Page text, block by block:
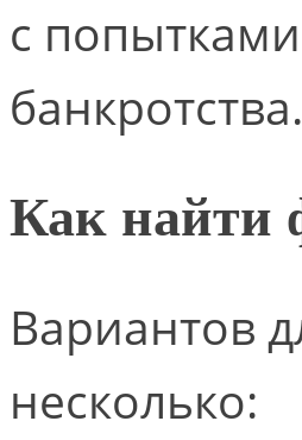
с
банкротства.
Как найти
Вариантов
несколько: